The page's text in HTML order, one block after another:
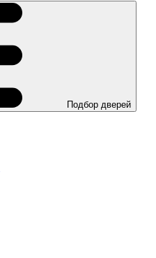
Подбор дверей